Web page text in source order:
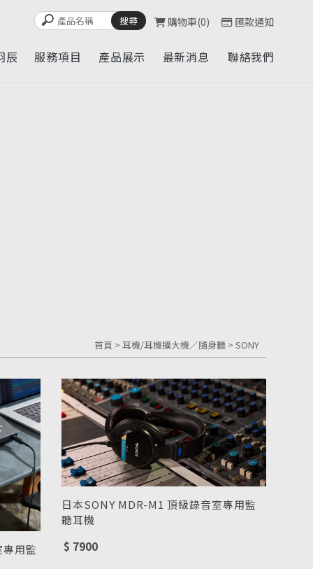
購物車 0 匯款通知
辰 服務項目
SERVICE
產品展示
CATALOG
最新消息
NEWS
聯絡我們
CONTACT
首頁 > 耳機/耳機擴大機／隨身聽> SONY
用監
日本SONY MDR-M1 頂級錄音室專用監
聽耳機
$ 7900